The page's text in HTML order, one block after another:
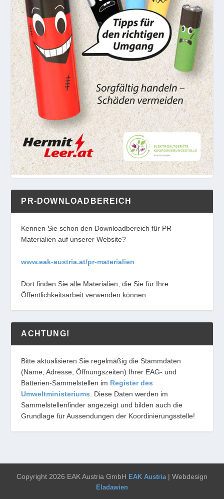
PR-DOWNLOADBEREICH
Kennen Sie schon den Downloadbereich für PR
Materialien auf unserer Website?
www.eak-austria.at/pr-materialien
Dort finden Sie alle Materialien, die Sie für Ihre
Öffentlichkeitsarbeit verwenden können.
ACHTUNG!
Bitte aktualisieren Sie regelmäßig die Stammdaten
(Name, Adresse, Öffnungszeiten) Ihrer EAG- und
Batterien-Sammelstellen im Register des
Umweltministeriums . Diese Daten werden im
Sammelstellenfinder angezeigt und bilden auch die
Grundlage für Aussendungen der Koordinierungsstelle!
Copyright 2026 EAK Austria GmbH EAK Austria | Webdesign
Eladawien